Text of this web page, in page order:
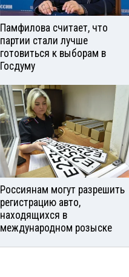
Памфилова считает, что
партии стали лучше
готовиться к выборам в
Госдуму
Россиянам могут разрешить
регистрацию авто,
находящихся в
международном розыске